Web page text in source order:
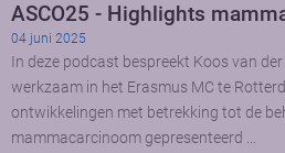
ASCO25 - Highlights
04 juni 2025
In deze podcast bespreekt Koos van
werkzaam in het Erasmus MC te
ontwikkelingen met betrekking tot de
mammacarcinoom gepresenteerd …